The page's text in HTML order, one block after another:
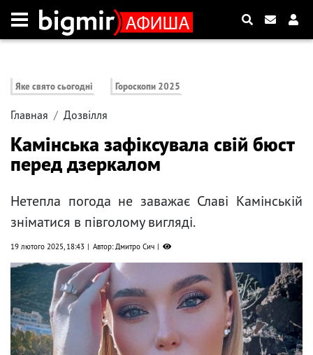
Яке свято сьогодні Гороскопи 2025
Главная Дозвілля
Камінська зафіксувала свій бюст
перед дзеркалом
Нетепла погода не заважає Славі Камінській
зніматися в півголому вигляді.
19 лютого 2025, 18:43 Автор: Дмитро Сич